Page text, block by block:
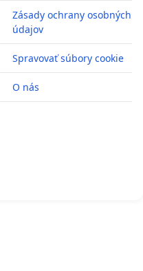
Zásady ochrany osobných
údajov
Spravovať súbory cookie
O nás